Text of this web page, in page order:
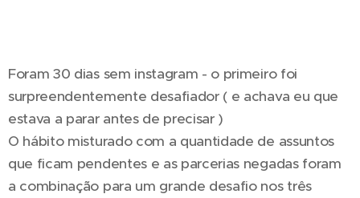
Foram 30 dias sem instagram - o primeiro foi
surpreendentemente desafiador ( e achava eu que
estava a parar antes de precisar )
O hábito misturado com a quantidade de assuntos
que ficam pendentes e as parcerias negadas foram
a combinação para um grande desafio nos três